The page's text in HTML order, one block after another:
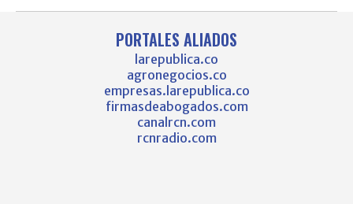
PORTALES ALIADOS
larepublica.co
agronegocios.co
empresas.larepublica.co
firmasdeabogados.com
canalrcn.com
rcnradio.com